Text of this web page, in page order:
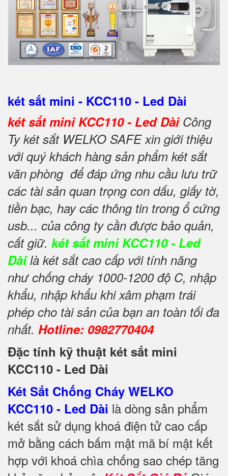
két sắt mini - KCC110 - Led Dài
két sắt mini KCC110 - Led Dài Công
Ty két sắt WELKO SAFE xin giới thiệu
với quý khách hàng sản phẩm két sắt
văn phòng để đáp ứng nhu cầu lưu trữ
các tài sản quan trọng con dấu, giấy tờ,
tiền bạc, hay các thông tin trong ổ cứng
usb... của công ty cần được bảo quản,
cất giữ. két sắt mini KCC110 - Led
Dàilà két sắt cao cấp với tính năng
như chống cháy 1000-1200 độ C, nhập
khẩu, nhập khẩu khi xâm phạm trái
phép cho tài sản của bạn an toàn tối đa
nhất. Hotline: 0982770404
Đặc tính kỹ thuật két sắt mini
KCC110 - Led Dài
Két Sắt Chống Cháy WELKO
KCC110 - Led Dài là dòng sản phẩm
két sắt sử dụng khoá điện tử cao cấp
mở bằng cách bấm mật mã bí mật kết
hợp với khoá chìa chống sao chép tăng